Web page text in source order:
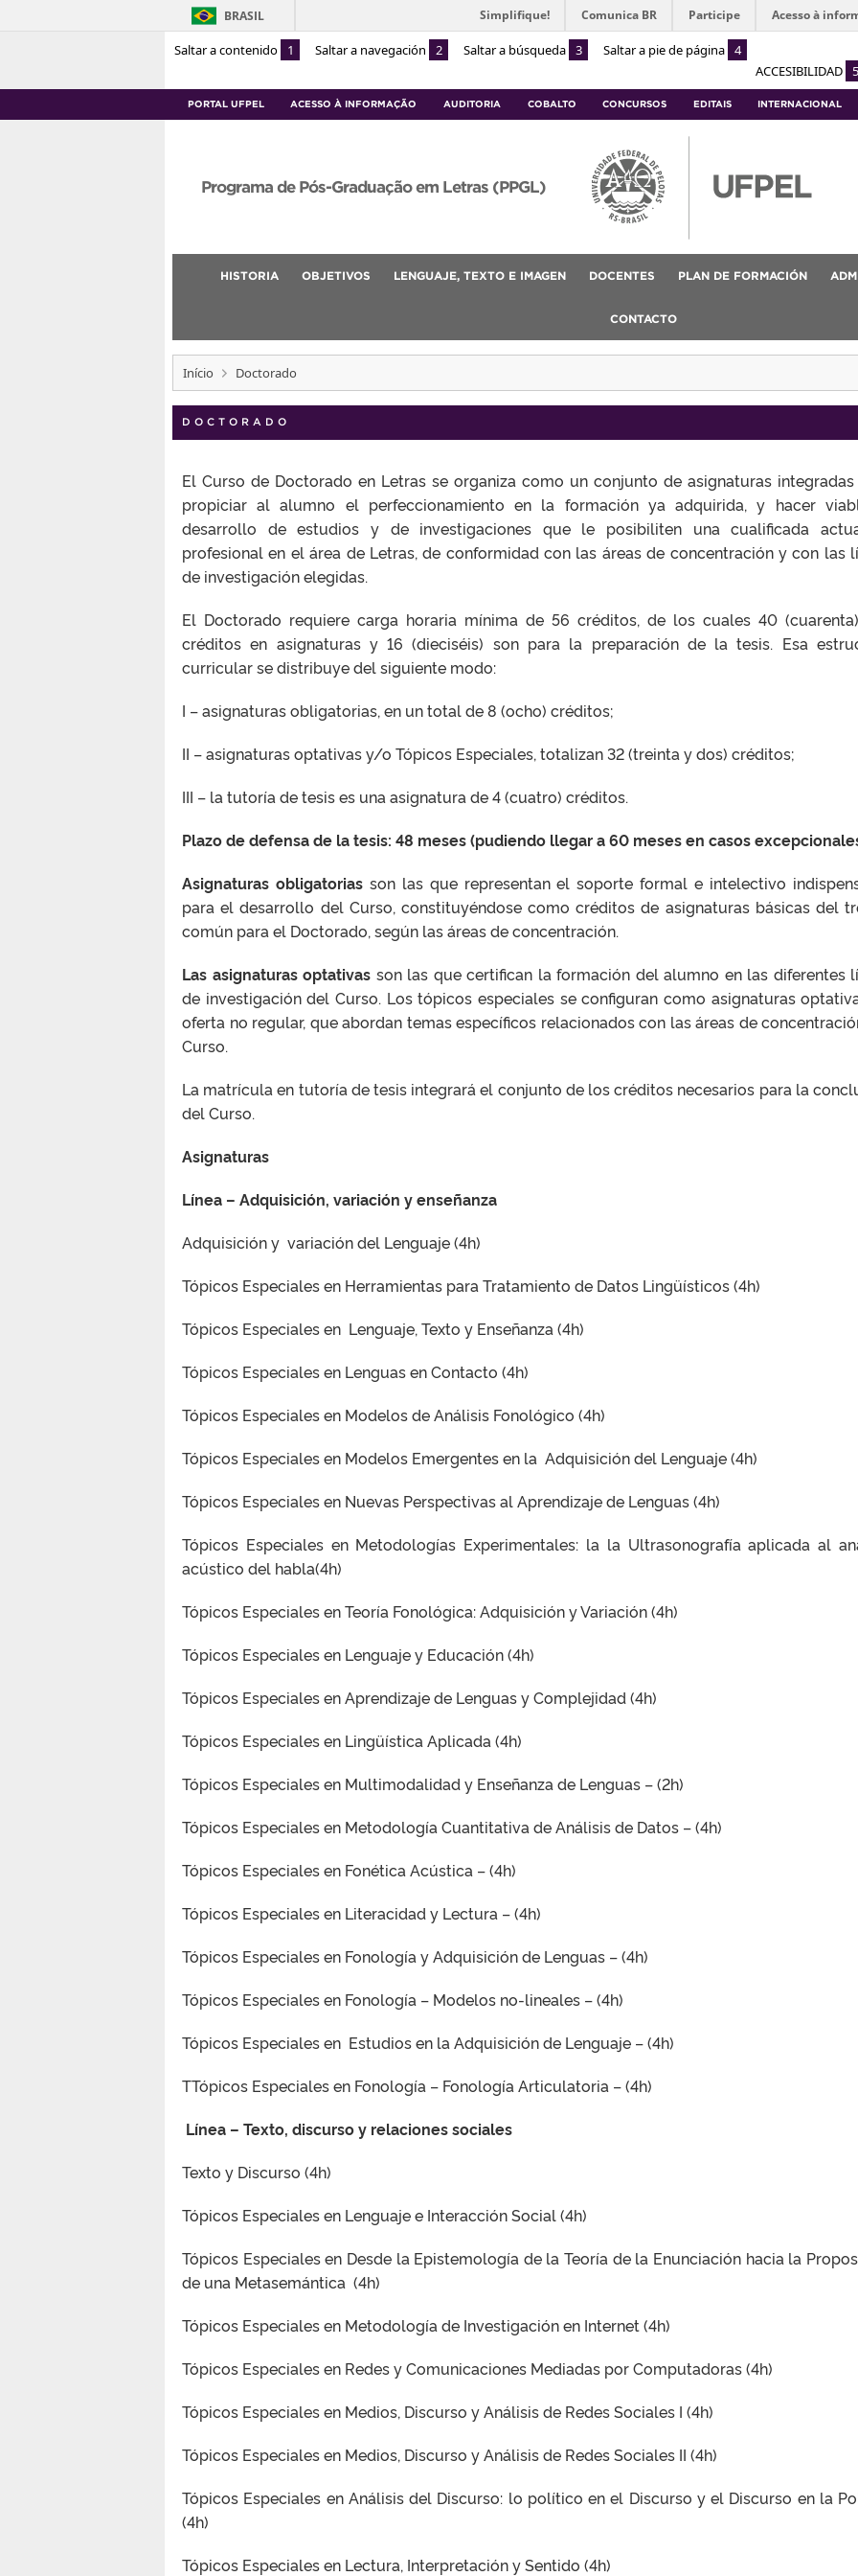
Saltar a contenido 1 Saltar a navegación 2 Saltar a búsqueda 3 Saltar a pie de página 4
ACCESIBILIDAD 5
BRASIL Simplifique! Comunica BR Participe Acesso à
PORTAL UFPEL ACESSO À INFORMAÇÃO AUDITORIA COBALTO CONCURSOS EDITAIS INTERNACIONAL
Programa de Pós-Graduação em Letras (PPGL)
HISTORIA OBJETIVOS LENGUAJE, TEXTO E IMAGEN DOCENTES PLAN DE FORMACIÓN
CONTACTO
Início Doctorado
DOCTORADO
El Curso de Doctorado en Letras se organiza como un conjunto de asignaturas integradas
propiciar al alumno el perfeccionamiento en la formación ya adquirida, y hacer
desarrollo de estudios y de investigaciones que le posibiliten una cualificada
profesional en el área de Letras, de conformidad con las áreas de concentración y con las
de investigación elegidas.
El Doctorado requiere carga horaria mínima de 56 créditos, de los cuales 40
créditos en asignaturas y 16 (dieciséis) son para la preparación de la tesis. Esa
curricular se distribuye del siguiente modo:
I – asignaturas obligatorias, en un total de 8 (ocho) créditos;
II – asignaturas optativas y/o Tópicos Especiales, totalizan 32 (treinta y dos) créditos;
III – la tutoría de tesis es una asignatura de 4 (cuatro) créditos.
Plazo de defensa de la tesis: 48 meses (pudiendo llegar a 60 meses en casos
Asignaturas obligatoriasson las que representan el soporte formal e intelectivo
para el desarrollo del Curso, constituyéndose como créditos de asignaturas básicas del
común para el Doctorado, según las áreas de concentración.
Las asignaturas optativas son las que certifican la formación del alumno en las diferentes
de investigación del Curso. Los tópicos especiales se configuran como asignaturas
oferta no regular, que abordan temas específicos relacionados con las áreas de
Curso.
La matrícula en tutoría de tesis integrará el conjunto de los créditos necesarios para la
del Curso.
Asignaturas
Línea – Adquisición, variación y enseñanza
Adquisición y variación del Lenguaje (4h)
Tópicos Especiales en Herramientas para Tratamiento de Datos Lingüísticos (4h)
Tópicos Especiales en Lenguaje, Texto y Enseñanza (4h)
Tópicos Especiales en Lenguas en Contacto (4h)
Tópicos Especiales en Modelos de Análisis Fonológico (4h)
Tópicos Especiales en Modelos Emergentes en la Adquisición del Lenguaje (4h)
Tópicos Especiales en Nuevas Perspectivas al Aprendizaje de Lenguas (4h)
Tópicos Especiales en Metodologías Experimentales: la la Ultrasonografía aplicada al
acústico del habla(4h)
Tópicos Especiales en Teoría Fonológica: Adquisición y Variación (4h)
Tópicos Especiales en Lenguaje y Educación (4h)
Tópicos Especiales en Aprendizaje de Lenguas y Complejidad (4h)
Tópicos Especiales en Lingüística Aplicada (4h)
Tópicos Especiales en Multimodalidad y Enseñanza de Lenguas – (2h)
Tópicos Especiales en Metodología Cuantitativa de Análisis de Datos – (4h)
Tópicos Especiales en Fonética Acústica – (4h)
Tópicos Especiales en Literacidad y Lectura – (4h)
Tópicos Especiales en Fonología y Adquisición de Lenguas – (4h)
Tópicos Especiales en Fonología – Modelos no-lineales – (4h)
Tópicos Especiales en Estudios en la Adquisición de Lenguaje – (4h)
TTópicos Especiales en Fonología – Fonología Articulatoria – (4h)
Línea – Texto, discurso y relaciones sociales
Texto y Discurso (4h)
Tópicos Especiales en Lenguaje e Interacción Social (4h)
Tópicos Especiales en Desde la Epistemología de la Teoría de la Enunciación hacia la
de una Metasemántica (4h)
Tópicos Especiales en Metodología de Investigación en Internet (4h)
Tópicos Especiales en Redes y Comunicaciones Mediadas por Computadoras (4h)
Tópicos Especiales en Medios, Discurso y Análisis de Redes Sociales I (4h)
Tópicos Especiales en Medios, Discurso y Análisis de Redes Sociales II (4h)
Tópicos Especiales en Análisis del Discurso: lo político en el Discurso y el Discurso en la
(4h)
Tópicos Especiales en Lectura, Interpretación y Sentido (4h)